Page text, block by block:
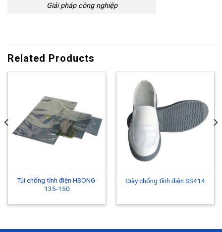
Giải pháp công nghiệp
Related Products
Túi chống tĩnh điện HSONG-
135-150
Giày chống tĩnh điện SS414